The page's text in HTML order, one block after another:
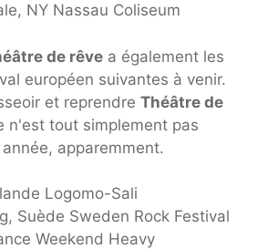
NY Nassau Coliseum
de rêve a également les
européen suivantes à venir.
et reprendre Théâtre de
n'est tout simplement pas
apparemment.
Logomo-Sali
Suède Sweden Rock Festival
Weekend Heavy